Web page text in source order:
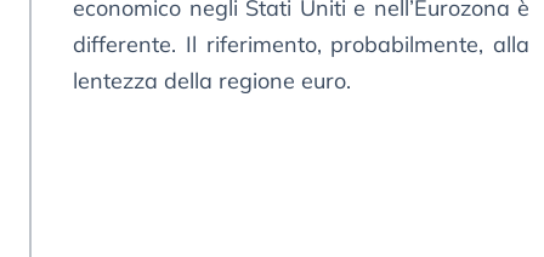
economico negli Stati Uniti e nell’Eurozona è
differente. Il riferimento, probabilmente, alla
lentezza della regione euro.